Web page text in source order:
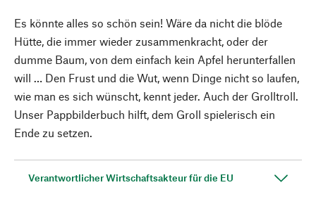
Es könnte alles so schön sein! Wäre da nicht die blöde
Hütte, die immer wieder zusammenkracht, oder der
dumme Baum, von dem einfach kein Apfel herunterfallen
will … Den Frust und die Wut, wenn Dinge nicht so laufen,
wie man es sich wünscht, kennt jeder. Auch der Grolltroll.
Unser Pappbilderbuch hilft, dem Groll spielerisch ein
Ende zu setzen.
Verantwortlicher Wirtschaftsakteur für die EU